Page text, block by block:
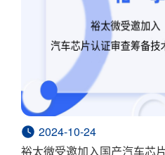
2024-10-24
裕太微受邀加入国产汽车芯